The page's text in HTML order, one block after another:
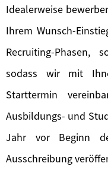
Idealerweise
Ihrem Wunsch-
Recruiting-Phasen,
sodass wir mit
Starttermin
Ausbildungs- und
Jahr vor Beginn
Ausschreibung